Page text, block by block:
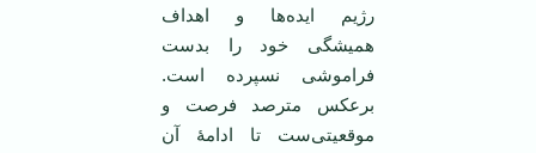
رژیم ایده‌ها و اهداف
همیشگی خود را بدست
فراموشی نسپرده است.
برعکس مترصد فرصت و
موقعیتی‌ست تا ادامۀ آن